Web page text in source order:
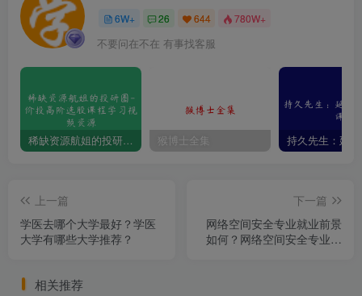
6W+ 26 644 780W+
不要问在不在 有事找客服
稀缺资源航姐的投研圈-价投高阶选股课程学习视频资源 猴博士全集
上一篇
学医去哪个大学最好？学医
大学有哪些大学推荐？
下一篇
网络空间安全专业就业前景
如何？网络空间安全专业是
相关推荐